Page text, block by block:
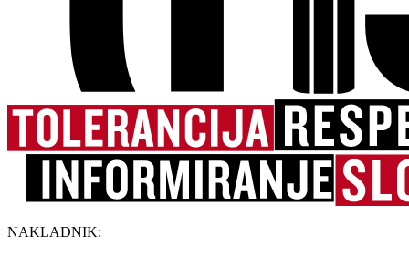
NAKLADNIK: